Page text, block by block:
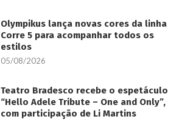
Olympikus lança novas cores da linha
Corre 5 para acompanhar todos os
estilos
05/08/2026
Teatro Bradesco recebe o espetáculo
“Hello Adele Tribute – One and Only”,
com participação de Li Martins